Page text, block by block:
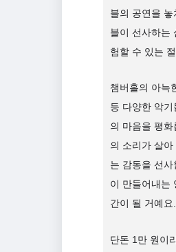
블의 공연을
블이 선사하는
험할 수 있는
챔버홀의 아늑
등 다양한 악
의 마음을 평
의 소리가 살
는 감동을 선
이 만들어내는
간이 될 거예요.
단돈 1만 원이